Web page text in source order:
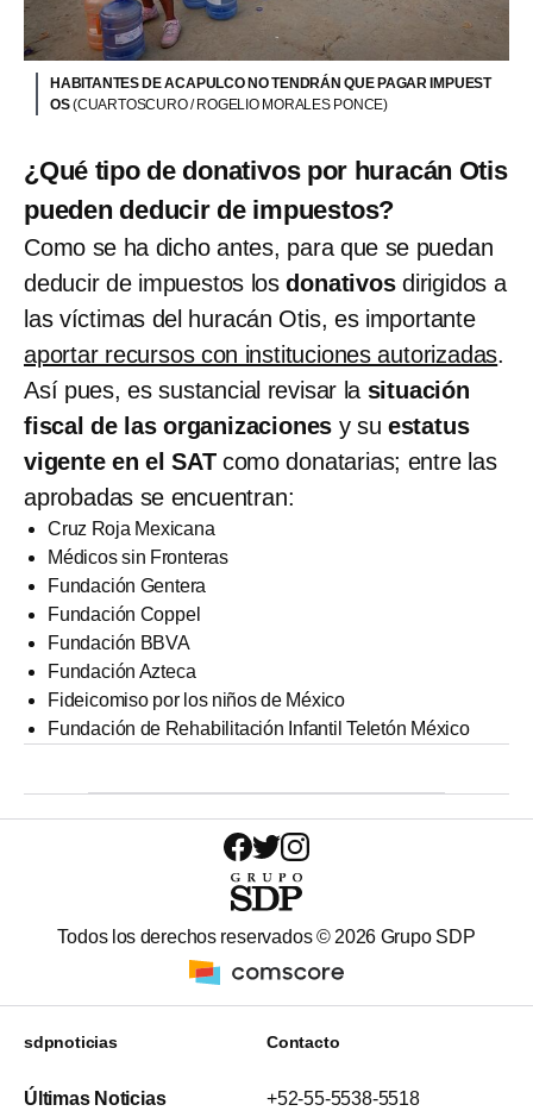
HABITANTES DE ACAPULCO NO TENDRÁN QUE PAGAR IMPUEST
OS(CUARTOSCURO / ROGELIO MORALES PONCE)
¿Qué tipo de donativos por huracán Otis
pueden deducir de impuestos?
Como se ha dicho antes, para que se puedan
deducir de impuestos losdonativosdirigidos a
las víctimas del huracán Otis, es importante
aportar recursos con instituciones autorizadas.
Así pues, es sustancial revisar la situación
fiscal de las organizaciones y su estatus
vigente en el SATcomo donatarias; entre las
aprobadas se encuentran:
Cruz Roja Mexicana
Médicos sin Fronteras
Fundación Gentera
Fundación Coppel
Fundación BBVA
Fundación Azteca
Fideicomiso por los niños de México
Fundación de Rehabilitación Infantil Teletón México
Todos los derechos reservados © 2026 Grupo SDP
sdpnoticias
Últimas Noticias
Contacto
+52-55-5538-5518